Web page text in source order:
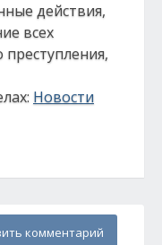
действия,
всех
Новости
комментарий